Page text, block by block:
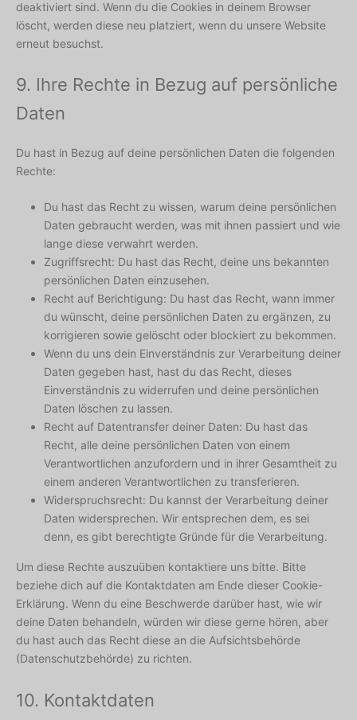
deaktiviert sind. Wenn du die Cookies in deinem Browser
löscht, werden diese neu platziert, wenn du unsere Website
erneut besuchst.
9. Ihre Rechte in Bezug auf persönliche
Daten
Du hast in Bezug auf deine persönlichen Daten die folgenden
Rechte:
Du hast das Recht zu wissen, warum deine persönlichen
Daten gebraucht werden, was mit ihnen passiert und wie
lange diese verwahrt werden.
Zugriffsrecht: Du hast das Recht, deine uns bekannten
persönlichen Daten einzusehen.
Recht auf Berichtigung: Du hast das Recht, wann immer
du wünscht, deine persönlichen Daten zu ergänzen, zu
korrigieren sowie gelöscht oder blockiert zu bekommen.
Wenn du uns dein Einverständnis zur Verarbeitung deiner
Daten gegeben hast, hast du das Recht, dieses
Einverständnis zu widerrufen und deine persönlichen
Daten löschen zu lassen.
Recht auf Datentransfer deiner Daten: Du hast das
Recht, alle deine persönlichen Daten von einem
Verantwortlichen anzufordern und in ihrer Gesamtheit zu
einem anderen Verantwortlichen zu transferieren.
Widerspruchsrecht: Du kannst der Verarbeitung deiner
Daten widersprechen. Wir entsprechen dem, es sei
denn, es gibt berechtigte Gründe für die Verarbeitung.
Um diese Rechte auszuüben kontaktiere uns bitte. Bitte
beziehe dich auf die Kontaktdaten am Ende dieser Cookie-
Erklärung. Wenn du eine Beschwerde darüber hast, wie wir
deine Daten behandeln, würden wir diese gerne hören, aber
du hast auch das Recht diese an die Aufsichtsbehörde
(Datenschutzbehörde) zu richten.
10. Kontaktdaten